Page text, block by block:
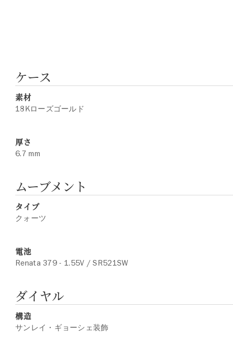
ケース
素材
18Kローズゴールド
厚さ
6.7 mm
ムーブメント
タイプ
クォーツ
電池
Renata 379 - 1.55V / SR521SW
ダイヤル
構造
サンレイ・ギョーシェ装飾